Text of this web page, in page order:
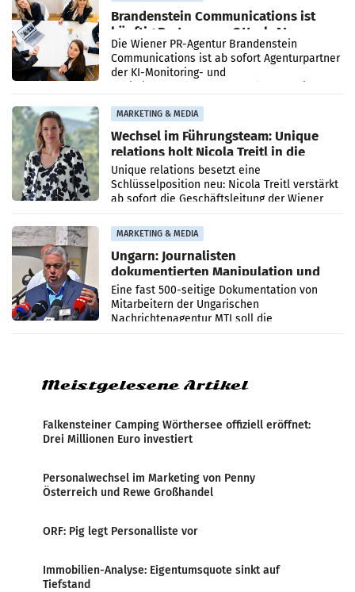
Brandenstein Communications ist
künftig Partner von OtterlyAI
Die Wiener PR-Agentur Brandenstein
Communications ist ab sofort Agenturpartner
der KI-Monitoring- und
MARKETING & MEDIA
Wechsel im Führungsteam: Unique
relations holt Nicola Treitl in die
Geschäftsleitung
Unique relations besetzt eine
Schlüsselposition neu: Nicola Treitl verstärkt
ab sofort die Geschäftsleitung der Wiener
PR-Agentur an der Seite von Josef Kalina und
Anna Kalina-Mahr.
MARKETING & MEDIA
Ungarn: Journalisten
dokumentierten Manipulation und
Zensur
Eine fast 500-seitige Dokumentation von
Mitarbeitern der Ungarischen
Nachrichtenagentur MTI soll die
systematische Nachrichten-Manipulation und
Meistgelesene Artikel
Falkensteiner Camping Wörthersee offiziell eröffnet:
Drei Millionen Euro investiert
Personalwechsel im Marketing von Penny
Österreich und Rewe Großhandel
ORF: Pig legt Personalliste vor
Immobilien-Analyse: Eigentumsquote sinkt auf
Tiefstand